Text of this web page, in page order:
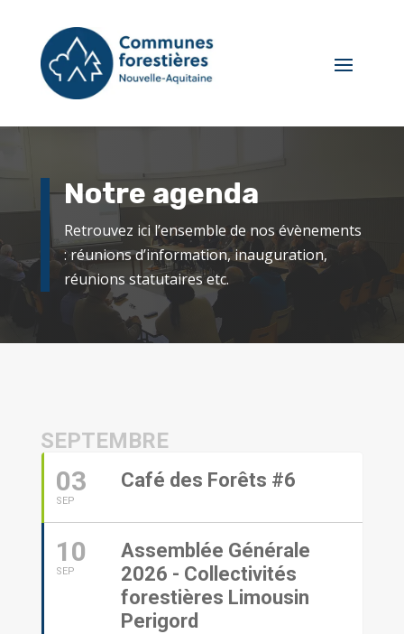
Notre agenda
Retrouvez ici l’ensemble de nos évènements
: réunions d’information, inauguration,
réunions statutaires etc.
SEPTEMBRE
03
SEP
Café des Forêts #6
10
SEP
Assemblée Générale
2026 - Collectivités
forestières Limousin
Perigord